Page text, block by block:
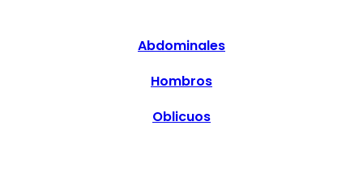
Abdominales
Hombros
Oblicuos